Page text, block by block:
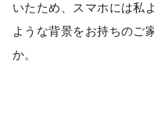
いたため、スマホには私
ような背景をお持ちのご
か。